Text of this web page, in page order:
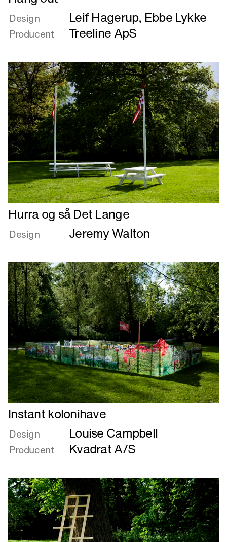
mere
om
Hang
out
Design Leif Hagerup, Ebbe Lykke
Producent Treeline ApS
Læs
mere
om
så
Det
Lange
Hurra og så Det Lange
Design Jeremy Walton
Læs
mere
om
Instant
kolonihave
Instant kolonihave
Design Louise Campbell
Producent Kvadrat A/S